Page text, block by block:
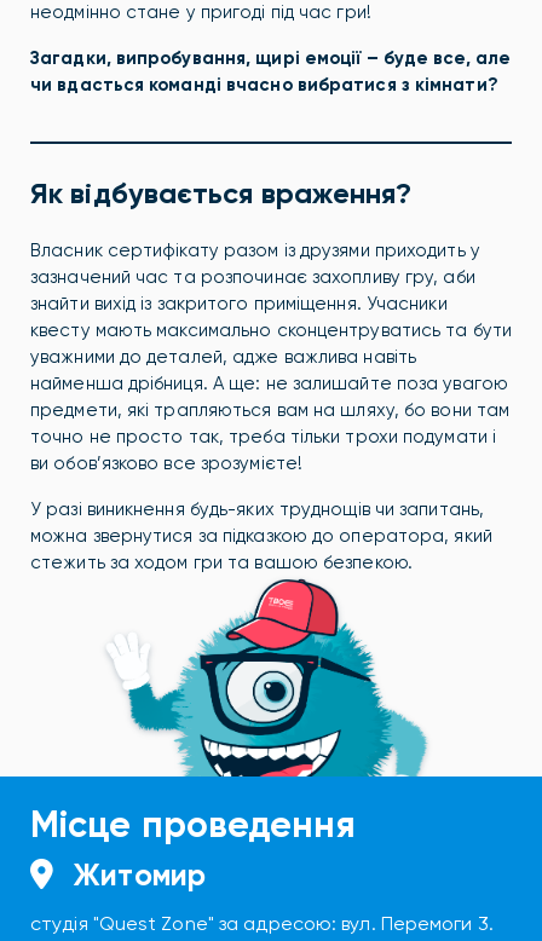
неодмінно стане у пригоді під час гри!
Загадки, випробування, щирі емоції – буде все, але
чи вдасться команді вчасно вибратися з кімнати?
Як відбувається враження?
Власник сертифікату разом із друзями приходить у
зазначений час та розпочинає захопливу гру, аби
знайти вихід із закритого приміщення. Учасники
квесту мають максимально сконцентруватись та бути
уважними до деталей, адже важлива навіть
найменша дрібниця. А ще: не залишайте поза увагою
предмети, які трапляються вам на шляху, бо вони там
точно не просто так, треба тільки трохи подумати і
ви обов’язково все зрозумієте!
У разі виникнення будь-яких труднощів чи запитань,
можна звернутися за підказкою до оператора, який
стежить за ходом гри та вашою безпекою.
Місце проведення
Житомир
студія "Quest Zone" за адресою: вул. Перемоги 3.